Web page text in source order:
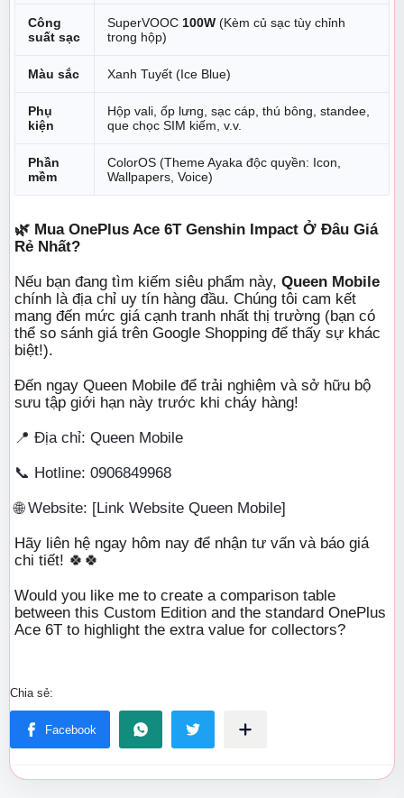
Công
suất sạc
SuperVOOC 100W (Kèm củ sạc tùy chỉnh
trong hộp)
Màu sắc Xanh Tuyết (Ice Blue)
Phụ
kiện
Hộp vali, ốp lưng, sạc cáp, thú bông, standee,
que chọc SIM kiếm, v.v.
Phần
mềm
ColorOS (Theme Ayaka độc quyền: Icon,
Wallpapers, Voice)
🌿 Mua OnePlus Ace 6T Genshin Impact Ở Đâu Giá
Rẻ Nhất?
Nếu bạn đang tìm kiếm siêu phẩm này, Queen Mobile
chính là địa chỉ uy tín hàng đầu. Chúng tôi cam kết
mang đến mức giá cạnh tranh nhất thị trường (bạn có
thể so sánh giá trên Google Shopping để thấy sự khác
biệt!).
Đến ngay Queen Mobile để trải nghiệm và sở hữu bộ
sưu tập giới hạn này trước khi cháy hàng!
📍 Địa chỉ: Queen Mobile
📞 Hotline: 0906849968
🌐 Website: [Link Website Queen Mobile]
Hãy liên hệ ngay hôm nay để nhận tư vấn và báo giá
chi tiết! 🍀🍀
Would you like me to create a comparison table
between this Custom Edition and the standard OnePlus
Ace 6T to highlight the extra value for collectors?